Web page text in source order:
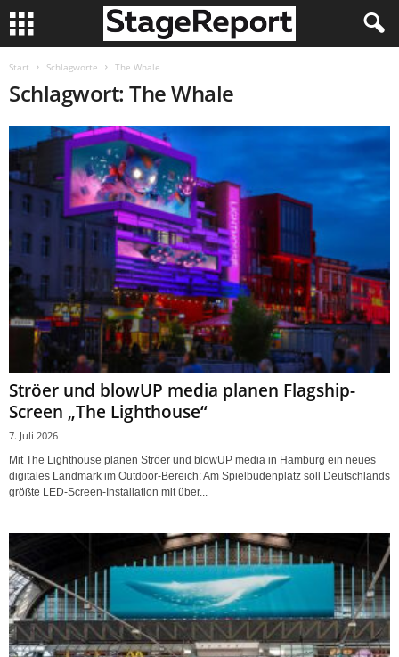
Start Schlagworte The Whale
Schlagwort: The Whale
Ströer und blowUP media planen Flagship-
Screen „The Lighthouse“
7. Juli 2026
Mit The Lighthouse planen Ströer und blowUP media in Hamburg ein neues
digitales Landmark im Outdoor-Bereich: Am Spielbudenplatz soll Deutschlands
größte LED-Screen-Installation mit über...